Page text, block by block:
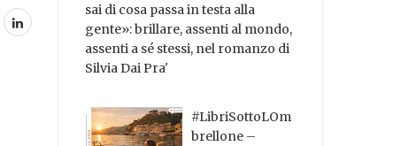
sai di cosa passa in testa alla
gente»: brillare, assenti al mondo,
assenti a sé stessi, nel romanzo di
Silvia Dai Pra'
#LibriSottoLOm
brellone –